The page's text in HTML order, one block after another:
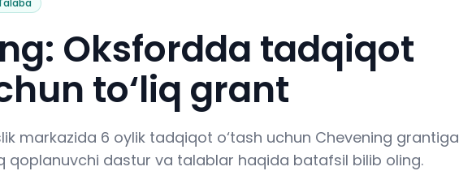
Oksfordda tadqiqot
to‘liq grant
markazida 6 oylik tadqiqot o‘tash uchun Chevening grantiga
qoplanuvchi dastur va talablar haqida batafsil bilib oling.